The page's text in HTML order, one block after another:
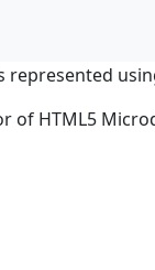
represented
of HTML5